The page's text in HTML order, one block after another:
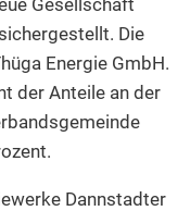
Die
Energie GmbH.
der Anteile an der
Dannstadter